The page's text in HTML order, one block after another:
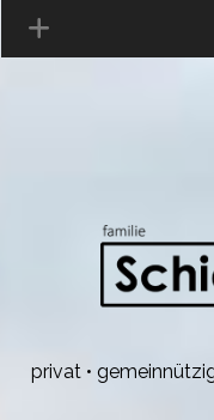
privat •